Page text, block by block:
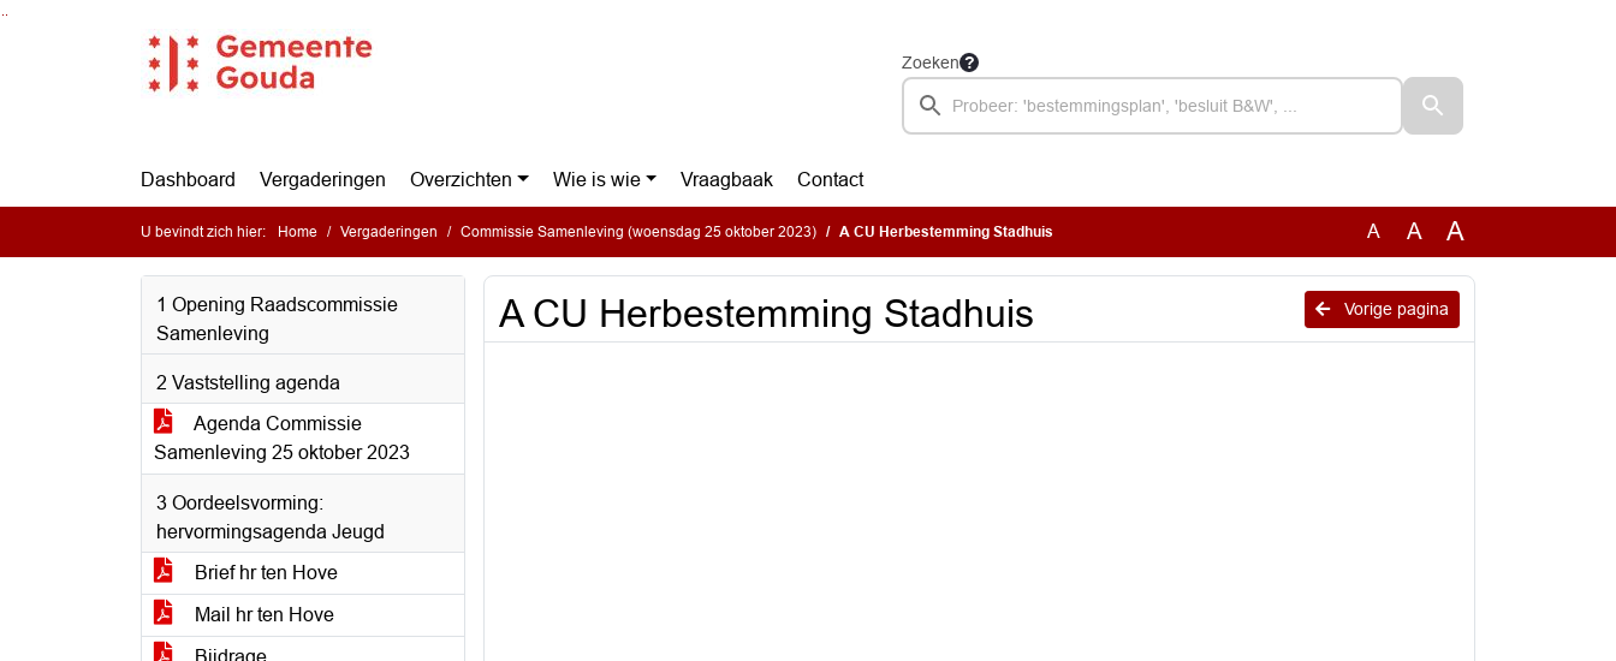
Ga naar de inhoud van deze pagina
Ga naar het zoeken
Ga naar het menu
Zoeken
Dashboard Vergaderingen Overzichten Wie is wie Vraagbaak Contact
U bevindt zich hier: Home Vergaderingen Commissie Samenleving (woensdag 25 oktober 2023) A CU Herbestemming Stadhuis A A A
1 Opening Raadscommissie
Samenleving
2 Vaststelling agenda
Agenda Commissie
Samenleving 25 oktober 2023
3 Oordeelsvorming:
hervormingsagenda Jeugd
Brief hr ten Hove
Mail hr ten Hove
Bijdrage
Vorige pagina
A CU Herbestemming Stadhuis